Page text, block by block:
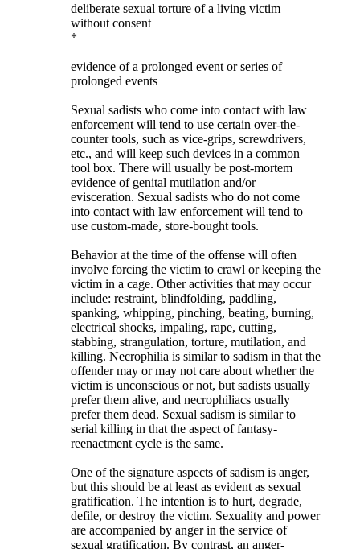
deliberate sexual torture of a living victim
without consent
*
evidence of a prolonged event or series of
prolonged events
Sexual sadists who come into contact with law
enforcement will tend to use certain over-the-
counter tools, such as vice-grips, screwdrivers,
etc., and will keep such devices in a common
tool box. There will usually be post-mortem
evidence of genital mutilation and/or
evisceration. Sexual sadists who do not come
into contact with law enforcement will tend to
use custom-made, store-bought tools.
Behavior at the time of the offense will often
involve forcing the victim to crawl or keeping the
victim in a cage. Other activities that may occur
include: restraint, blindfolding, paddling,
spanking, whipping, pinching, beating, burning,
electrical shocks, impaling, rape, cutting,
stabbing, strangulation, torture, mutilation, and
killing. Necrophilia is similar to sadism in that the
offender may or may not care about whether the
victim is unconscious or not, but sadists usually
prefer them alive, and necrophiliacs usually
prefer them dead. Sexual sadism is similar to
serial killing in that the aspect of fantasy-
reenactment cycle is the same.
One of the signature aspects of sadism is anger,
but this should be at least as evident as sexual
gratification. The intention is to hurt, degrade,
defile, or destroy the victim. Sexuality and power
are accompanied by anger in the service of
sexual gratification. By contrast, an anger-